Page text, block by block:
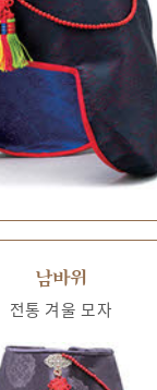
남바위
전통 겨울 모자